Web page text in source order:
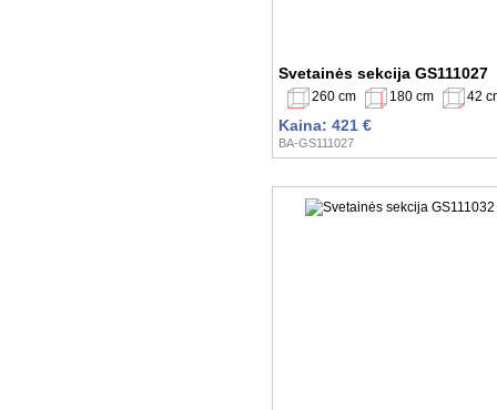
Svetainės sekcija GS111027
260 cm 180 cm 42
Kaina: 421 €
BA-GS111027